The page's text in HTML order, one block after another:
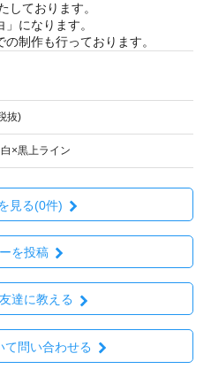
しております。
になります。
制作も行っております。
抜)
×黒上ライン
見る(0件)
を投稿
達に教える
て問い合わせる